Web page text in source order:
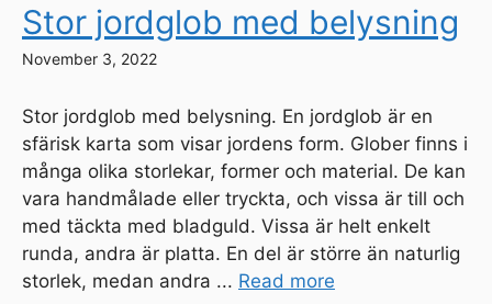
Stor jordglob med belysning
November 3, 2022
Stor jordglob med belysning. En jordglob är en
sfärisk karta som visar jordens form. Glober finns i
många olika storlekar, former och material. De kan
vara handmålade eller tryckta, och vissa är till och
med täckta med bladguld. Vissa är helt enkelt
runda, andra är platta. En del är större än naturlig
storlek, medan andra ... Read more